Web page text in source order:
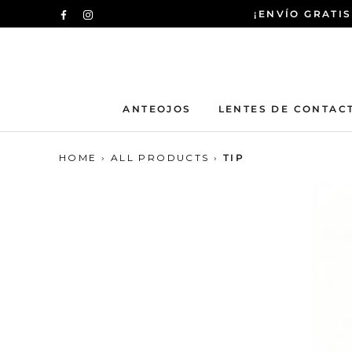
al
¡ENVÍO
ANTEOJOS LENTES DE
HOME › ALL PRODUCTS › TIP